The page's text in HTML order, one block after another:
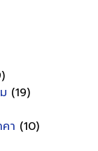
(19)
า (10)